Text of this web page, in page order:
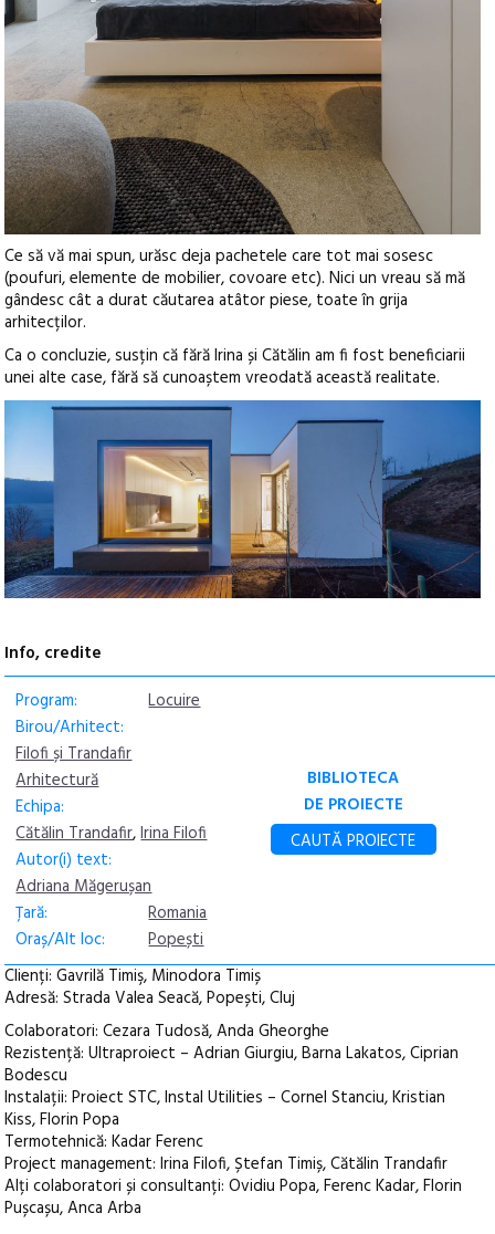
Ce să vă mai spun, urăsc deja pachetele care tot mai sosesc
(poufuri, elemente de mobilier, covoare etc). Nici un vreau să mă
gândesc cât a durat căutarea atâtor piese, toate în grija
arhitecților.
Ca o concluzie, susțin că fără Irina și Cătălin am fi fost beneficiarii
unei alte case, fără să cunoaștem vreodată această realitate.
Info, credite
Program:
Locuire
Birou/Arhitect:
Filofi și Trandafir
Arhitectură
Echipa:
Cătălin Trandafir,Irina Filofi
Autor(i) text:
Adriana Măgerușan
Țară:
Romania
Oraș/Alt loc:
Popești
BIBLIOTECA
DE PROIECTE
CAUTĂ PROIECTE
Clienți: Gavrilă Timiş, Minodora Timiș
Adresă: Strada Valea Seacă, Popești, Cluj
Colaboratori: Cezara Tudosă, Anda Gheorghe
Rezistență: Ultraproiect – Adrian Giurgiu, Barna Lakatos, Ciprian
Bodescu
Instalații: Proiect STC, Instal Utilities – Cornel Stanciu, Kristian
Kiss, Florin Popa
Termotehnică: Kadar Ferenc
Project management: Irina Filofi, Ștefan Timiș, Cătălin Trandafir
Alți colaboratori și consultanți: Ovidiu Popa, Ferenc Kadar, Florin
Pușcașu, Anca Arba